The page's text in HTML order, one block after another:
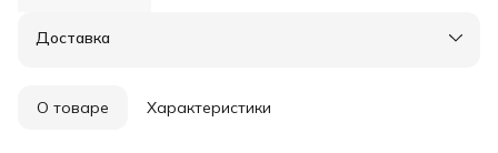
Доставка
О товаре Характеристики